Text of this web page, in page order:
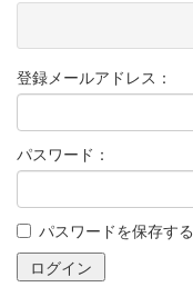
登録メールアドレス：
パスワード：
パスワードを保存する